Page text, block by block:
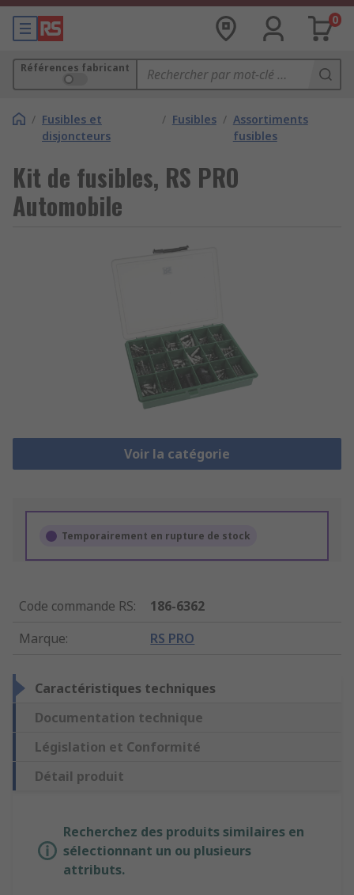
0
Références fabricant
/ Fusibles et
disjoncteurs
/ Fusibles / Assortiments
fusibles
Kit de fusibles, RS PRO
Automobile
Voir la catégorie
Temporairement en rupture de stock
Code commande RS:
186-6362
Marque: RS PRO
Caractéristiques techniques
Documentation technique
Législation et Conformité
Détail produit
Recherchez des produits similaires en
sélectionnant un ou plusieurs
attributs.